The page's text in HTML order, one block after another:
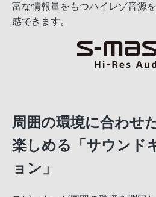
富な情報量をもつハイレゾ音源
感できます。
周囲の環境に合わせ
楽しめる「サウンド
ョン」